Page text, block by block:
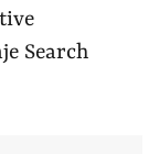
Search